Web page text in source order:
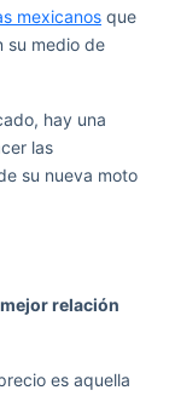
mexicanos que
su medio de
hay una
las
su nueva moto
relación
es aquella